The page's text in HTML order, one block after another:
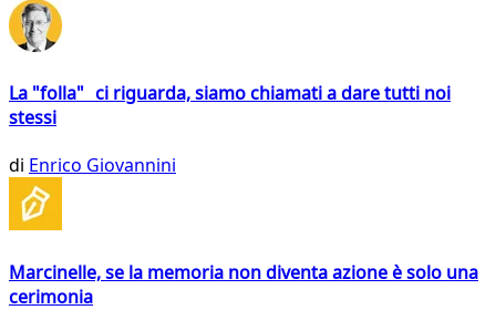
La "folla" ci riguarda, siamo chiamati a dare tutti noi
stessi
di Enrico Giovannini
Marcinelle, se la memoria non diventa azione è solo una
cerimonia